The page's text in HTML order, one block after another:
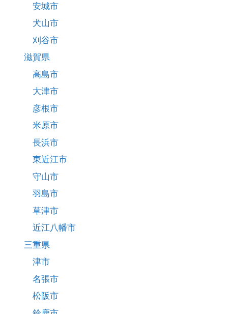
安城市
犬山市
刈谷市
滋賀県
高島市
大津市
彦根市
米原市
長浜市
東近江市
守山市
羽島市
草津市
近江八幡市
三重県
津市
名張市
松阪市